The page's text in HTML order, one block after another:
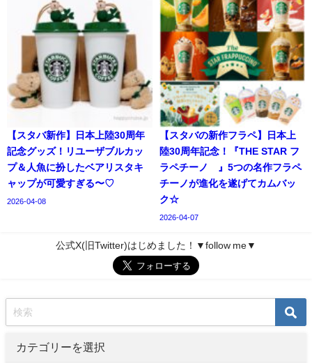
【スタバ新作】日本上陸30周年
記念グッズ！リユーザブルカッ
プ＆人魚に扮したベアリスタキ
ャップが可愛すぎる〜♡
2026-04-08
【スタバの新作フラペ】日本上
陸30周年記念！『THE STAR フ
ラペチーノ®』5つの名作フラペ
チーノが進化を遂げてカムバッ
ク☆
2026-04-07
公式X(旧Twitter)はじめました！▼follow me▼
カテゴリーを選択